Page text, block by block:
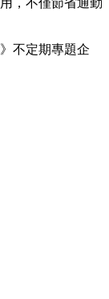
，不僅節省通勤
不定期專題企